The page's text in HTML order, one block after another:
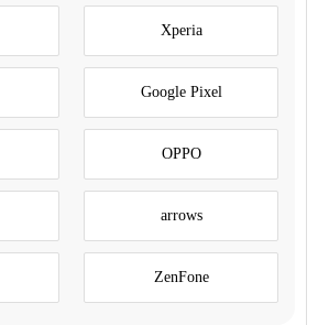
Xperia
Google Pixel
OPPO
arrows
ZenFone